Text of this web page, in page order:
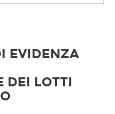
EVIDENZA
DEI LOTTI